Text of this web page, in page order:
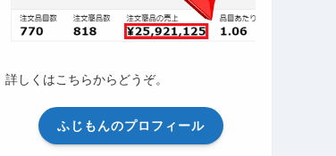
詳しくはこちらからどうぞ。
ふじもんのプロフィール